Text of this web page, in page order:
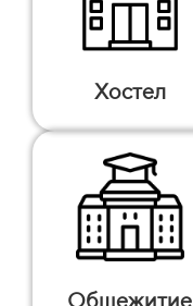
Хостел
Общежитие